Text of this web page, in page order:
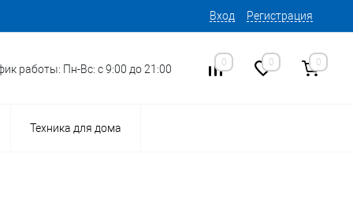
Вход Регистрация
работы: Пн-Вс: с 9:00 до 21:00
0 0 0
Техника для дома